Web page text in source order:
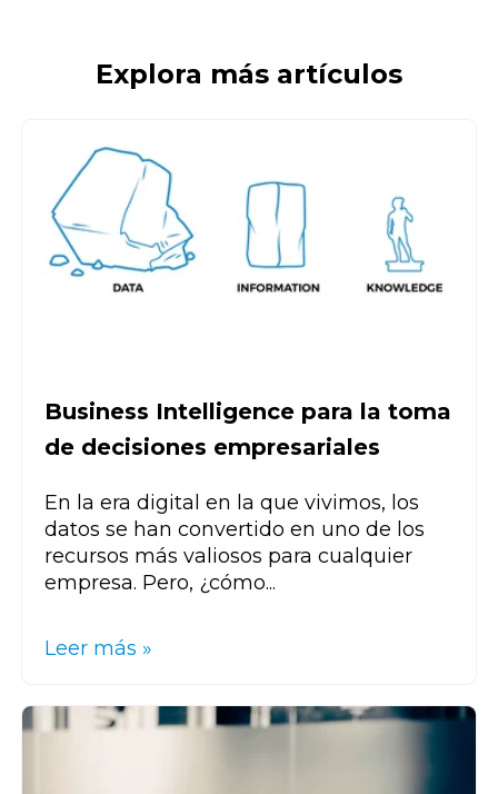
Explora más artículos
Business Intelligence para la toma
de decisiones empresariales
En la era digital en la que vivimos, los
datos se han convertido en uno de los
recursos más valiosos para cualquier
empresa. Pero, ¿cómo...
Leer más »